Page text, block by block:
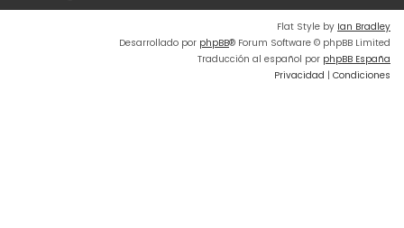
Flat Style by Ian Bradley
Desarrollado por phpBB® Forum Software © phpBB Limited
Traducción al español por phpBB España
Privacidad | Condiciones